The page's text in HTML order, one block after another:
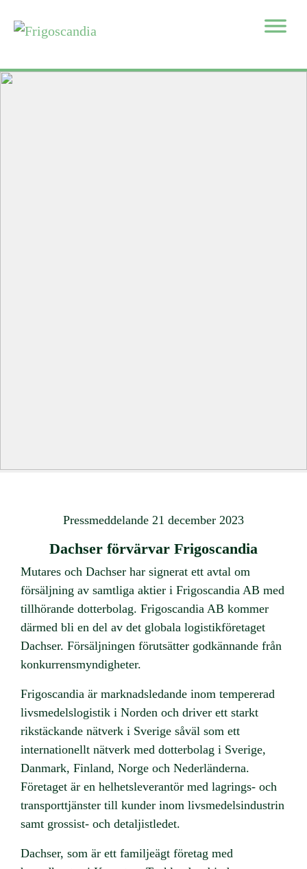
Pressmeddelande 21 december 2023
Dachser förvärvar Frigoscandia
Mutares och Dachser har signerat ett avtal om
försäljning av samtliga aktier i Frigoscandia AB med
tillhörande dotterbolag. Frigoscandia AB kommer
därmed bli en del av det globala logistikföretaget
Dachser. Försäljningen förutsätter godkännande från
konkurrensmyndigheter.
Frigoscandia är marknadsledande inom tempererad
livsmedelslogistik i Norden och driver ett starkt
rikstäckande nätverk i Sverige såväl som ett
internationellt nätverk med dotterbolag i Sverige,
Danmark, Finland, Norge och Nederländerna.
Företaget är en helhetsleverantör med lagrings- och
transporttjänster till kunder inom livsmedelsindustrin
samt grossist- och detaljistledet.
Dachser, som är ett familjeägt företag med